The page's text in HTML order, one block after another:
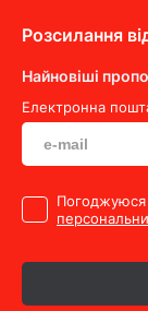
Розсилання
Найновіші
Електронна
Погоджуюся